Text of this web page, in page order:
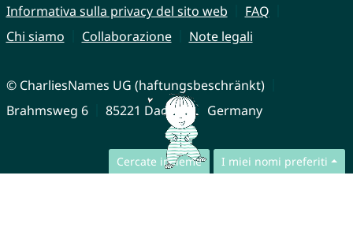
Cercate insieme I miei nomi preferiti
Informativa sulla privacy del sito web
FAQ
Chi siamo
Collaborazione Note legali
© CharliesNames UG (haftungsbeschränkt)
Brahmsweg 6
85221 Dachau Germany